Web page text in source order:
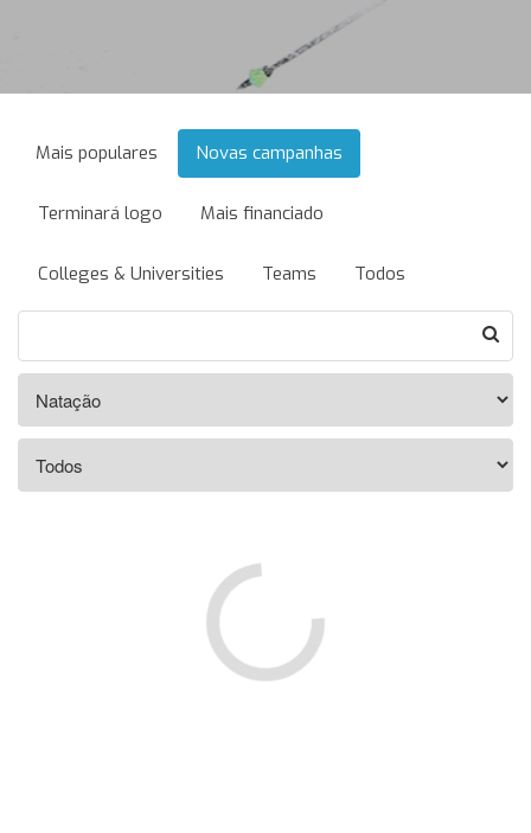
Mais populares Novas campanhas
Terminará logo Mais financiado
Colleges & Universities Teams Todos